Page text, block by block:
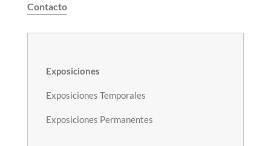
Contacto
Exposiciones
Exposiciones Temporales
Exposiciones Permanentes